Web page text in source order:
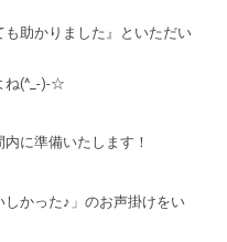
助かりました』といただい
ね(^_-)-☆
に準備いたします！
かった♪」のお声掛けをい